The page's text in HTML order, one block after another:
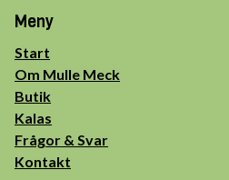
Meny
Start
Om Mulle Meck
Butik
Kalas
Frågor & Svar
Kontakt